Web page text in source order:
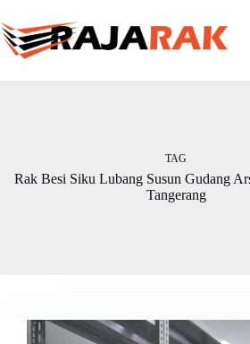
to
content
TAG
Rak Besi Siku Lubang Susun Gudang
Tangerang